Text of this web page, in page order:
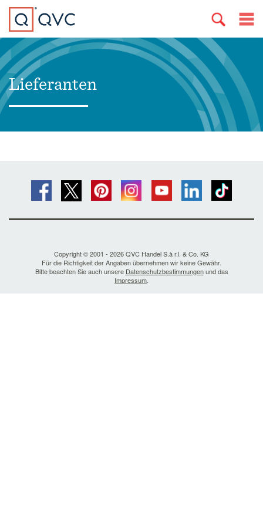
Lieferanten
Copyright © 2001 - 2026 QVC Handel S.à r.l. & Co. KG
Für die Richtigkeit der Angaben übernehmen wir keine Gewähr.
Bitte beachten Sie auch unsere Datenschutzbestimmungenund das
Impressum.